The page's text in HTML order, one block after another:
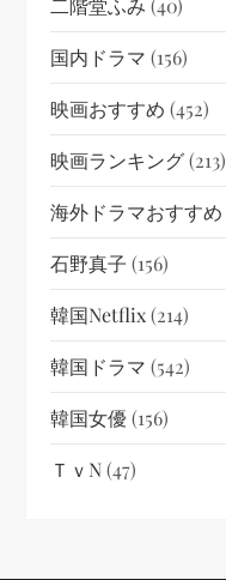
二階堂ふみ (40)
国内ドラマ (156)
映画おすすめ (452)
映画ランキング(213)
海外ドラマおすすめ
石野真子 (156)
韓国netflix(214)
韓国ドラマ (542)
韓国女優(156)
ＴｖN(47)